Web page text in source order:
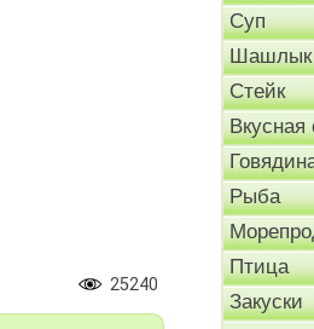
25240
Суп
Шашлык
Стейк
Вкусная
Рыба
Птица
Закуски